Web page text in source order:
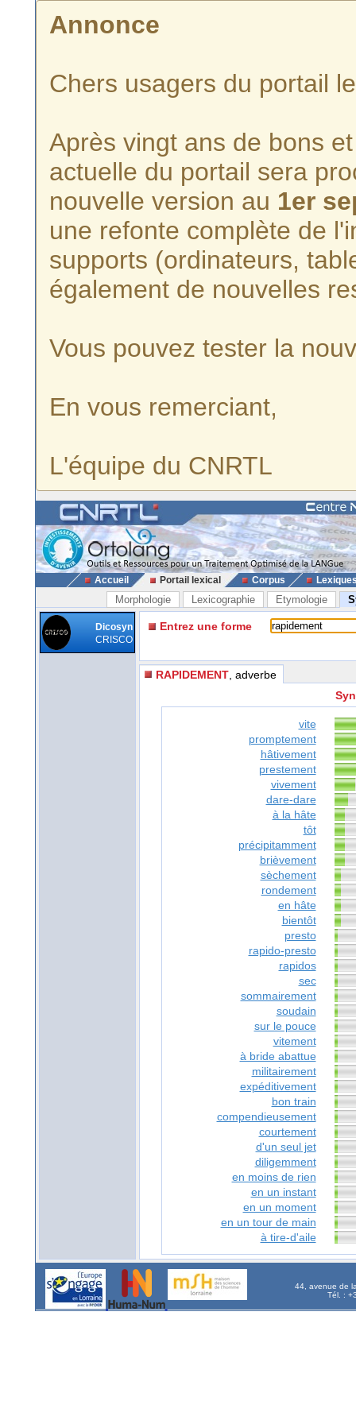
Annonce
Chers usagers du portail
Après vingt ans de bons
actuelle du portail sera
nouvelle version au 1er
une refonte complète de
supports (ordinateurs,
également de nouvelles
Vous pouvez tester la
En vous remerciant,
L'équipe du CNRTL
Accueil Portail lexical Corpus
Morphologie Lexicographie Etymologie
Dicosyn
CRISCO
Entrez une forme
RAPIDEMENT , adverbe
vite
promptement
hâtivement
prestement
vivement
dare-dare
à la hâte
tôt
précipitamment
brièvement
sèchement
rondement
en hâte
bientôt
presto
rapido-presto
rapidos
sec
sommairement
soudain
sur le pouce
vitement
à bride abattue
militairement
expéditivement
bon train
compendieusement
courtement
d'un seul jet
diligemment
en moins de rien
en un instant
en un moment
en un tour de main
à tire-d'aile
44, avenue de
Tél. :